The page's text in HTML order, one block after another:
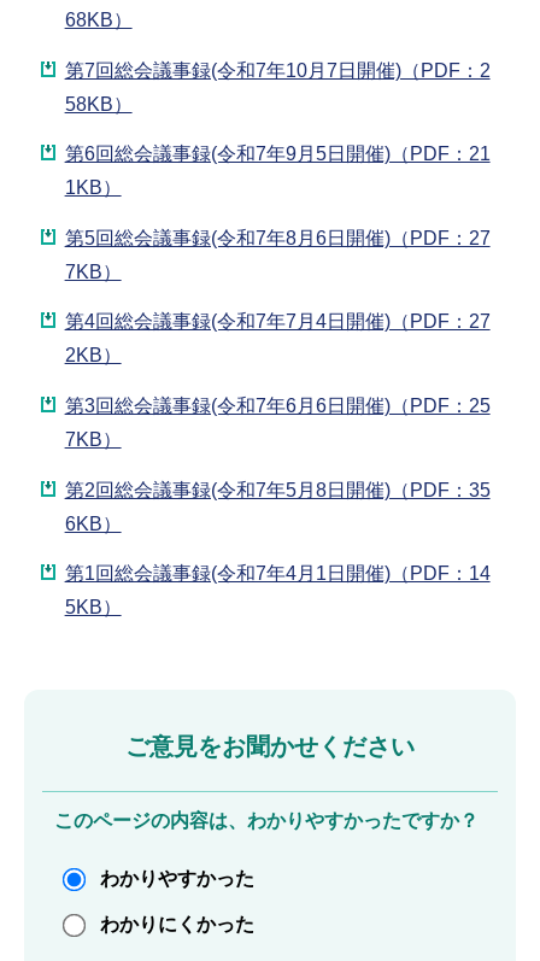
68KB）
第7回総会議事録(令和7年10月7日開催)（PDF：2
58KB）
第6回総会議事録(令和7年9月5日開催)（PDF：21
1KB）
第5回総会議事録(令和7年8月6日開催)（PDF：27
7KB）
第4回総会議事録(令和7年7月4日開催)（PDF：27
2KB）
第3回総会議事録(令和7年6月6日開催)（PDF：25
7KB）
第2回総会議事録(令和7年5月8日開催)（PDF：35
6KB）
第1回総会議事録(令和7年4月1日開催)（PDF：14
5KB）
ご意見をお聞かせください
このページの内容は、わかりやすかったですか？
わかりやすかった
わかりにくかった